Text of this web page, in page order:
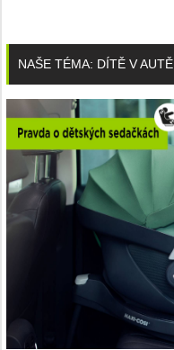
NAŠE TÉMA: DÍTĚ V AUTĚ